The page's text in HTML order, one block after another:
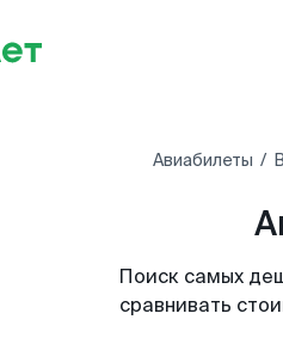
Авиабилеты
Поиск самых
сравнивать